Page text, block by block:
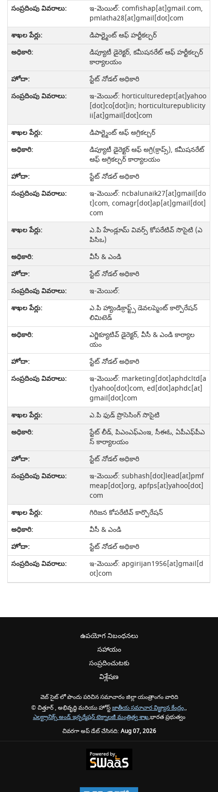
ఇ-మెయిల్: comfishap[at]gmail.com,
pmlatha28[at]gmail[dot]com
డిపార్ట్మెంట్ ఆఫ్ హర్టీకల్చర్
డిప్యూటీ డైరెక్టర్, కమీషనరేట్ ఆఫ్ హర్టీకల్చర్
కార్యాలయం
స్టేట్ నోడల్ అధికారి
ఇ-మెయిల్: horticulturedept[at]yahoo
[dot]co[dot]in; horticulturepublicity
ii[at]gmail[dot]com
డిపార్ట్మెంట్ ఆఫ్ అగ్రికల్చర్
డిప్యూటీ డైరెక్టర్ ఆఫ్ అగ్రి(క్రాప్స్), కమీషనరేట్
ఆఫ్ అగ్రికల్చర్ కార్యాలయం
స్టేట్ నోడల్ అధికారి
ఇ-మెయిల్: ncbalunaik27[at]gmail[do
t]com, comagr[dot]ap[at]gmail[dot]
com
ఎ.పి హేండ్లూమ్ వివర్స్ కోపరేటివ్ సొసైటి (ఎ
పిసిఒ)
వీసీ & ఎండి
స్టేట్ నోడల్ అధికారి
ఇ-మెయిల్:
ఎ.పి హ్యాండిక్రాఫ్ట్స్ డెవలప్మెంట్ కార్పొరేషన్
లిమిటెడ్
ఎగ్జిక్యూటివ్ డైరెక్టర్, వీసీ & ఎండి కార్యాల
యం
స్టేట్ నోడల్ అధికారి
ఇ-మెయిల్: marketing[dot]aphdcltd[a
t]yahoo[dot]com, ed[dot]aphdc[at]
gmail[dot]com
ఎ.పి ఫుడ్ ప్రొసెసింగ్ సొసైటి
స్టేట్ లీడ్, పిఎంఎఫ్‌ఎంఇ, సీఈఓ, ఏపీఎఫ్‌పీఎ
స్ కార్యాలయం
స్టేట్ నోడల్ అధికారి
ఇ-మెయిల్: subhash[dot]lead[at]pmf
meap[dot]org, apfps[at]yahoo[dot]
com
గిరిజన కోపరేటివ్ కార్పొరేషన్
వీసీ & ఎండి
స్టేట్ నోడల్ అధికారి
ఇ-మెయిల్: apgirijan1956[at]gmail[d
ot]com
ఉపయోగ నిబంధనలు
సహాయం
సంప్రదించుటకు
విశ్లేషణ
వెబ్ సైట్ లో పొందు పరిచిన సమాచారం జిల్లా యంత్రాంగం వారిది
© చిత్తూర్ , అభివృద్ధి మరియు హోస్ట్జాతీయ సమాచార విజ్ఞ్యాన కేంద్రం,,
ఎలక్ట్రానిక్స్ అండ్ ఇన్ఫర్మేషన్ టెక్నాలజీ మంత్రిత్వ శాఖ,భారత ప్రభుత్వం
చివరగా అప్ డేట్ చేసినది: Aug 07, 2026